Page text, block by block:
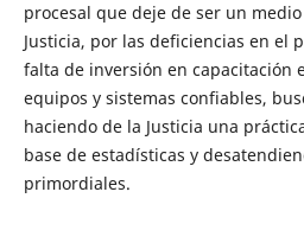
procesal que deje de ser un
Justicia, por las deficiencias en el
falta de inversión en capacitación
equipos y sistemas confiables,
haciendo de la Justicia una
base de estadísticas y
primordiales.